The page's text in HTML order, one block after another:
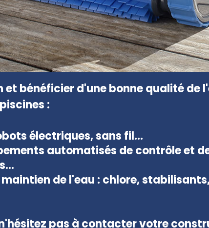
et bénéficier d'une bonne qualité de
:
électriques, sans fil...
automatisés de contrôle et
de l'eau : chlore,
pas à contacter votre